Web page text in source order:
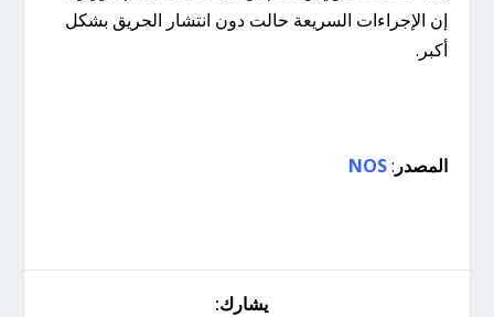
إن الإجراءات السريعة حالت دون انتشار الحريق بشكل
أكبر.
المصدر :
NOS
يشارك: